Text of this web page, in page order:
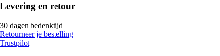
Levering en retour
30 dagen bedenktijd
Retourneer je bestelling
Trustpilot